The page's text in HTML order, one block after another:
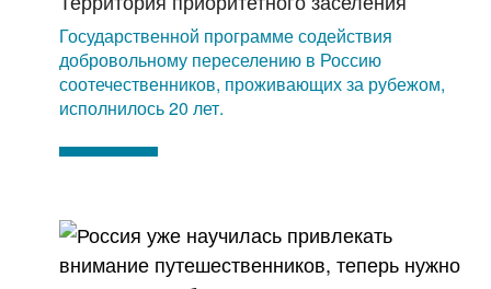
Государственной программе содействия
добровольному переселению в Россию
соотечественников, проживающих за рубежом,
исполнилось 20 лет.